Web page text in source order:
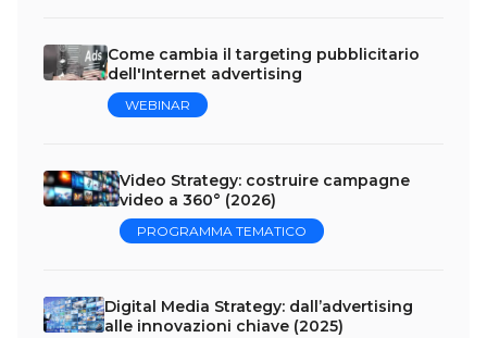
Come cambia il targeting pubblicitario
dell'Internet advertising
WEBINAR
Video Strategy: costruire campagne
video a 360° (2026)
PROGRAMMA TEMATICO
Digital Media Strategy: dall’advertising
alle innovazioni chiave (2025)